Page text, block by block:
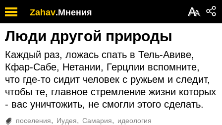
Zahav.Мнения АА
Люди другой природы
Каждый раз, ложась спать в Тель-Авиве,
Кфар-Сабе, Нетании, Герцлии вспомните,
что где-то сидит человек с ружьем и следит,
чтобы те, главное стремление жизни которых
- вас уничтожить, не смогли этого сделать.
поселения Иудея Самария идеология